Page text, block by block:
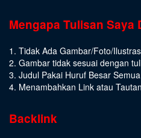
Mengapa Tulisan Saya
1. Tidak Ada Gambar/Foto/
2. Gambar tidak sesuai dengan
3. Judul Pakai Huruf Besar Semua
4. Menambahkan Link atau Tautan
Backlink